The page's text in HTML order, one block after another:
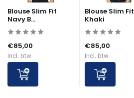
Blouse Slim Fit
Navy B...
€85,00
Incl. btw
Blouse Slim Fit
Khaki
€85,00
Incl. btw